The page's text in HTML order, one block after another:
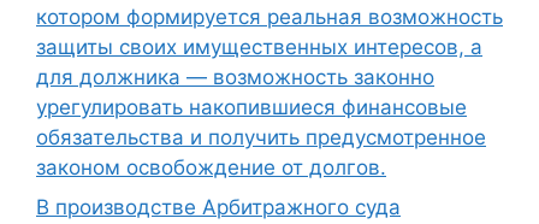
котором формируется реальная возможность
защиты своих имущественных интересов, а
для должника — возможность законно
урегулировать накопившиеся финансовые
обязательства и получить предусмотренное
законом освобождение от долгов.
В производстве Арбитражного суда